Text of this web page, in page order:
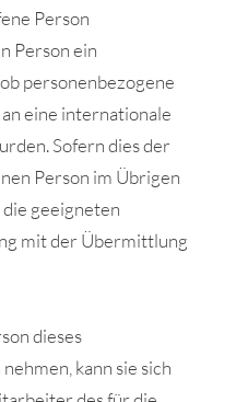
Person
Person ein
personenbezogene
eine internationale
Sofern dies der
Person im Übrigen
geeigneten
mit der Übermittlung
dieses
kann sie sich